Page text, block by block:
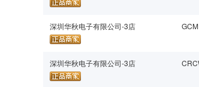
深圳华秋电子有限公司-3店
深圳华秋电子有限公司-3店